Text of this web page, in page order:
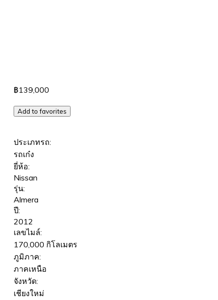
฿139,000
Add to favorites
ประเภทรถ:
รถเก๋ง
ยี่ห้อ:
Nissan
รุ่น:
Almera
ปี:
2012
เลขไมล์:
170,000 กิโลเมตร
ภูมิภาค:
ภาคเหนือ
จังหวัด:
เชียงใหม่